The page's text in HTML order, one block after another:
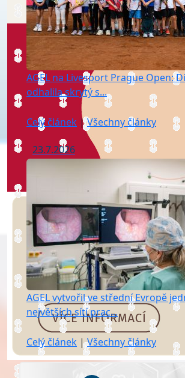
AGEL na Livesport Prague Open:
odhalila skrytý s...
Celý článek |Všechny články
23.7.2026
AGEL vytvořil ve střední Evropě
největších sítí prac...
Celý článek |Všechny články